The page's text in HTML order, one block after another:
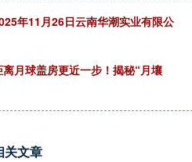
年11月26日云南华潮实业有限公
月球盖房更近一步！揭秘“月壤
关文章